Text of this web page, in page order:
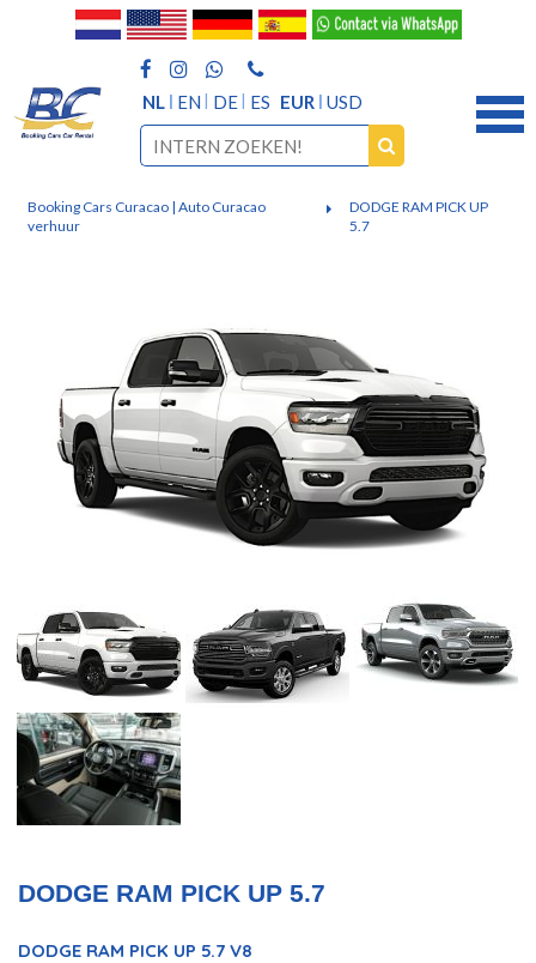
NL EN DE ES EUR USD
Booking Cars Curacao | Auto Curacao
verhuur
DODGE RAM PICK UP
5.7
DODGE RAM PICK UP 5.7
DODGE RAM PICK UP 5.7 V8